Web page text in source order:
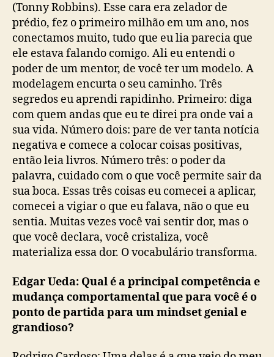
(Tonny Robbins). Esse cara era zelador de
prédio, fez o primeiro milhão em um ano, nos
conectamos muito, tudo que eu lia parecia que
ele estava falando comigo. Ali eu entendi o
poder de um mentor, de você ter um modelo. A
modelagem encurta o seu caminho. Três
segredos eu aprendi rapidinho. Primeiro: diga
com quem andas que eu te direi pra onde vai a
sua vida. Número dois: pare de ver tanta notícia
negativa e comece a colocar coisas positivas,
então leia livros. Número três: o poder da
palavra, cuidado com o que você permite sair da
sua boca. Essas três coisas eu comecei a aplicar,
comecei a vigiar o que eu falava, não o que eu
sentia. Muitas vezes você vai sentir dor, mas o
que você declara, você cristaliza, você
materializa essa dor. O vocabulário transforma.
Edgar Ueda: Qual é a principal competência e
mudança comportamental que para você é o
ponto de partida para um mindset genial e
grandioso?